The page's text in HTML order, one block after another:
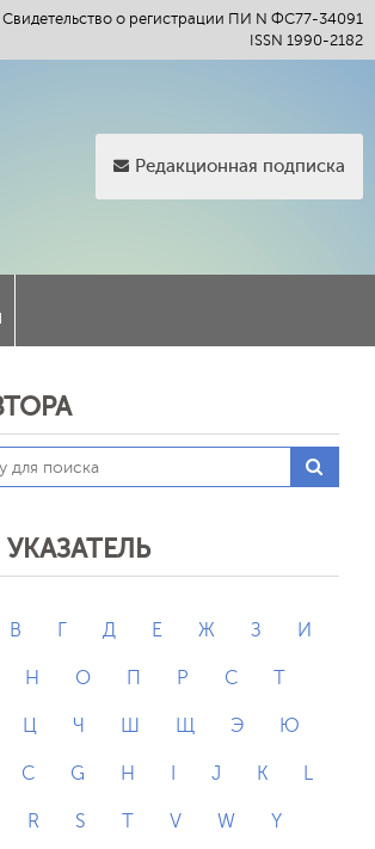
Свидетельство о регистрации ПИ N ФС77-34091
ISSN 1990-2182
Редакционная подписка
В Г Д Е Ж З И
Н О П Р С Т
Ц Ч Ш Щ Э Ю
C G H J K L
R S T V W Y